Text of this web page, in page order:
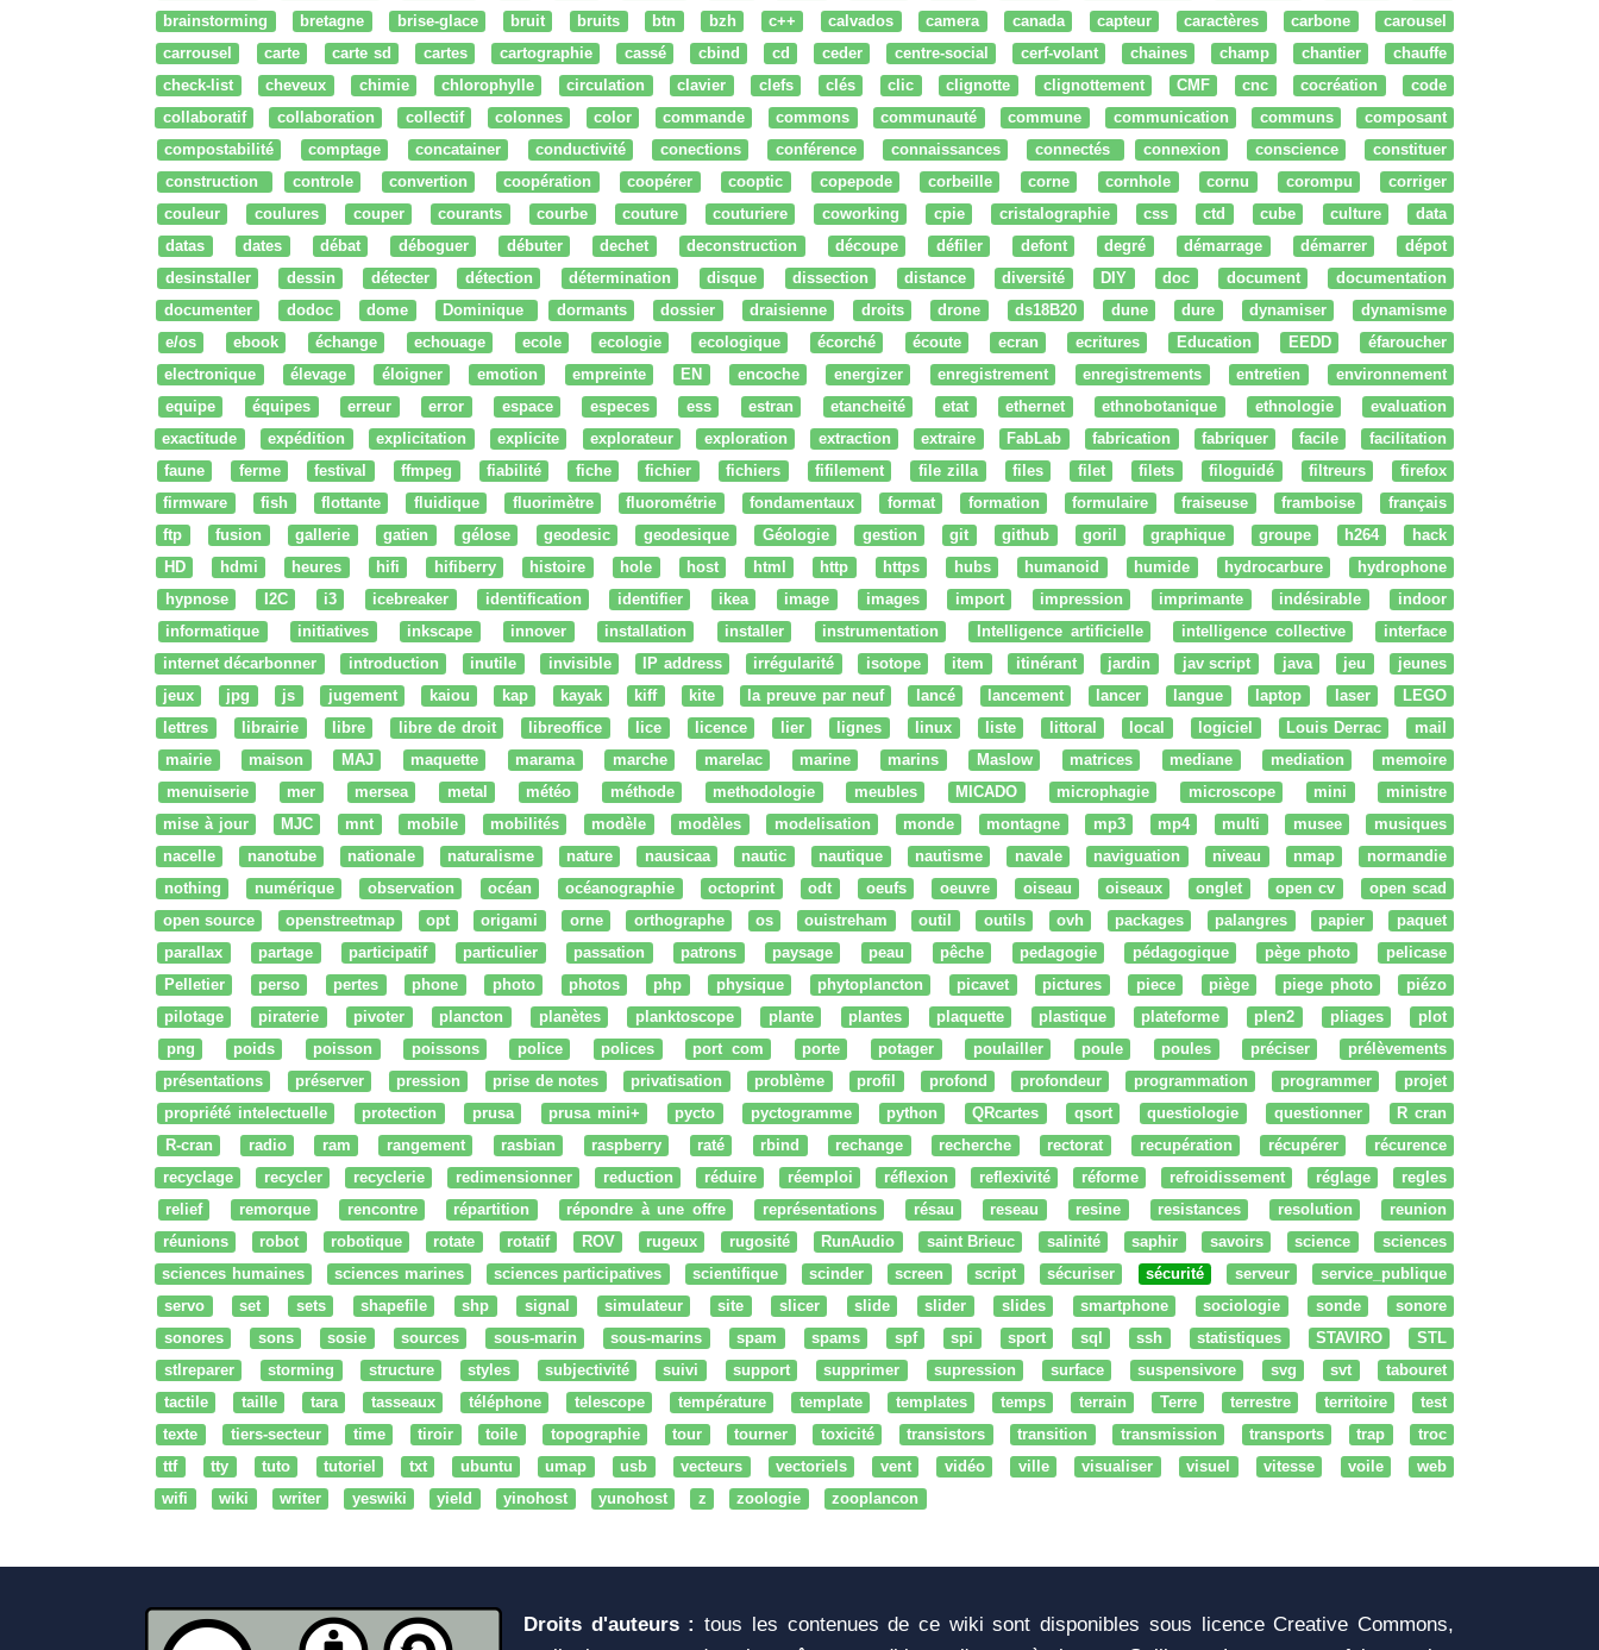
brainstorming
bretagne brise-glace bruit bruits btn bzh c++ calvados camera canada capteur caractères carbone
carousel
carrousel
carte carte sd cartes cartographie cassé cbind cd ceder centre-social cerf-volant chaines champ chantier
chauffe
check-list
cheveux chimie chlorophylle circulation clavier clefs clés clic clignotte clignottement CMF cnc cocréation
code
collaboratif
collaboration collectif colonnes color commande commons communauté commune communication communs
composant
compostabilité
comptage concatainer conductivité conections conférence connaissances connectés connexion conscience
constituer
construction
controle convertion coopération coopérer cooptic copepode corbeille corne cornhole cornu corompu
corriger
couleur
coulures couper courants courbe couture couturiere coworking cpie cristalographie css ctd cube culture
data
datas
dates débat déboguer débuter dechet deconstruction découpe défiler defont degré démarrage démarrer
dépot
desinstaller
dessin détecter détection détermination disque dissection distance diversité DIY doc document
documentation
documenter
dodoc dome Dominique dormants dossier draisienne droits drone ds18B20 dune dure dynamiser
dynamisme
e/os
ebook échange echouage ecole ecologie ecologique écorché écoute ecran ecritures Education EEDD
éfaroucher
electronique
élevage éloigner emotion empreinte EN encoche energizer enregistrement enregistrements entretien
environnement
equipe
équipes erreur error espace especes ess estran etancheité etat ethernet ethnobotanique ethnologie
evaluation
exactitude
expédition explicitation explicite explorateur exploration extraction extraire FabLab fabrication fabriquer facile
facilitation
faune
ferme festival ffmpeg fiabilité fiche fichier fichiers fifilement file zilla files filet filets filoguidé filtreurs
firefox
firmware
fish flottante fluidique fluorimètre fluorométrie fondamentaux format formation formulaire fraiseuse framboise
français
ftp
fusion gallerie gatien gélose geodesic geodesique Géologie gestion git github goril graphique groupe h264
hack
HD
hdmi heures hifi hifiberry histoire hole host html http https hubs humanoid humide hydrocarbure
hydrophone
hypnose
I2C i3 icebreaker identification identifier ikea image images import impression imprimante indésirable
indoor
informatique
initiatives inkscape innover installation installer instrumentation Intelligence artificielle intelligence collective
interface
internet décarbonner
introduction inutile invisible IP address irrégularité isotope item itinérant jardin jav script java jeu
jeunes
jeux
jpg js jugement kaiou kap kayak kiff kite la preuve par neuf lancé lancement lancer langue laptop laser
LEGO
lettres
librairie libre libre de droit libreoffice lice licence lier lignes linux liste littoral local logiciel Louis Derrac
mail
mairie
maison MAJ maquette marama marche marelac marine marins Maslow matrices mediane mediation
memoire
menuiserie
mer mersea metal météo méthode methodologie meubles MICADO microphagie microscope mini
ministre
mise à jour
MJC mnt mobile mobilités modèle modèles modelisation monde montagne mp3 mp4 multi musee
musiques
nacelle
nanotube nationale naturalisme nature nausicaa nautic nautique nautisme navale naviguation niveau nmap
normandie
nothing
numérique observation océan océanographie octoprint odt oeufs oeuvre oiseau oiseaux onglet open cv
open scad
open source
openstreetmap opt origami orne orthographe os ouistreham outil outils ovh packages palangres papier
paquet
parallax
partage participatif particulier passation patrons paysage peau pêche pedagogie pédagogique pège photo
pelicase
Pelletier
perso pertes phone photo photos php physique phytoplancton picavet pictures piece piège piege photo
piézo
pilotage
piraterie pivoter plancton planètes planktoscope plante plantes plaquette plastique plateforme plen2 pliages
plot
png
poids poisson poissons police polices port com porte potager poulailler poule poules préciser
prélèvements
présentations
préserver pression prise de notes privatisation problème profil profond profondeur programmation programmer
projet
propriété intelectuelle
protection prusa prusa mini+ pycto pyctogramme python QRcartes qsort questiologie questionner
R cran
R-cran
radio ram rangement rasbian raspberry raté rbind rechange recherche rectorat recupération récupérer
récurence
recyclage
recycler recyclerie redimensionner reduction réduire réemploi réflexion reflexivité réforme refroidissement réglage
regles
relief
remorque rencontre répartition répondre à une offre représentations résau reseau resine resistances resolution
reunion
réunions
robot robotique rotate rotatif ROV rugeux rugosité RunAudio saint Brieuc salinité saphir savoirs science
sciences
sciences humaines
sciences marines sciences participatives scientifique scinder screen script sécuriser sécurité serveur
service_publique
servo
set sets shapefile shp signal simulateur site slicer slide slider slides smartphone sociologie sonde
sonore
sonores
sons sosie sources sous-marin sous-marins spam spams spf spi sport sql ssh statistiques STAVIRO
STL
stlreparer
storming structure styles subjectivité suivi support supprimer supression surface suspensivore svg svt
tabouret
tactile
taille tara tasseaux téléphone telescope température template templates temps terrain Terre terrestre territoire
test
texte
tiers-secteur time tiroir toile topographie tour tourner toxicité transistors transition transmission transports trap
troc
ttf
tty tuto tutoriel txt ubuntu umap usb vecteurs vectoriels vent vidéo ville visualiser visuel vitesse voile
web
wifi
wiki writer yeswiki yield yinohost yunohost z zoologie zooplancon
Droits d'auteurs : tous les contenues de ce wiki sont disponibles sous licence Creative Commons,